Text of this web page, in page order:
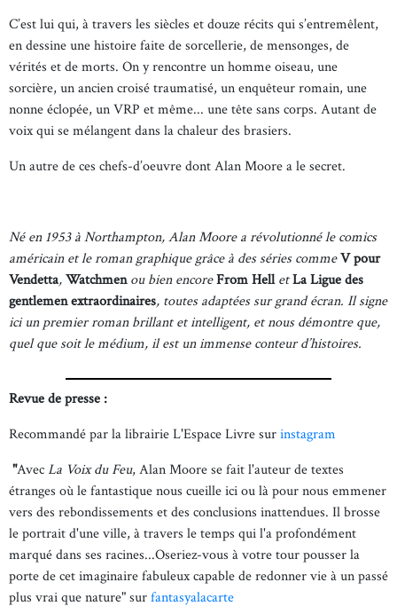
C’est lui qui, à travers les siècles et douze récits qui s’entremêlent,
en dessine une histoire faite de sorcellerie, de mensonges, de
vérités et de morts. On y rencontre un homme oiseau, une
sorcière, un ancien croisé traumatisé, un enquêteur romain, une
nonne éclopée, un VRP et même... une tête sans corps. Autant de
voix qui se mélangent dans la chaleur des brasiers.
Un autre de ces chefs-d’oeuvre dont Alan Moore a le secret.
Né en 1953 à Northampton, Alan Moore a révolutionné le comics
américain et le roman graphique grâce à des séries commeV pour
Vendetta,Watchmenou bien encoreFrom HelletLa Ligue des
gentlemen extraordinaires, toutes adaptées sur grand écran. Il signe
ici un premier roman brillant et intelligent, et nous démontre que,
quel que soit le médium, il est un immense conteur d’histoires.
Revue de presse :
Recommandé par la librairie L'Espace Livre surinstagram
"AvecLa Voix du Feu, Alan Moore se fait l'auteur de textes
étranges où le fantastique nous cueille ici ou là pour nous emmener
vers des rebondissements et des conclusions inattendues. Il brosse
le portrait d'une ville, à travers le temps qui l'a profondément
marqué dans ses racines...Oseriez-vous à votre tour pousser la
porte de cet imaginaire fabuleux capable de redonner vie à un passé
plus vrai que nature" surfantasyalacarte